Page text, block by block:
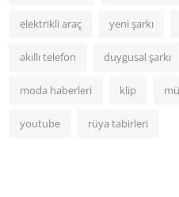
elektrikli araç yeni şarkı
akıllı telefon duygusal şarkı
moda haberleri klip
youtube rüya tabirleri